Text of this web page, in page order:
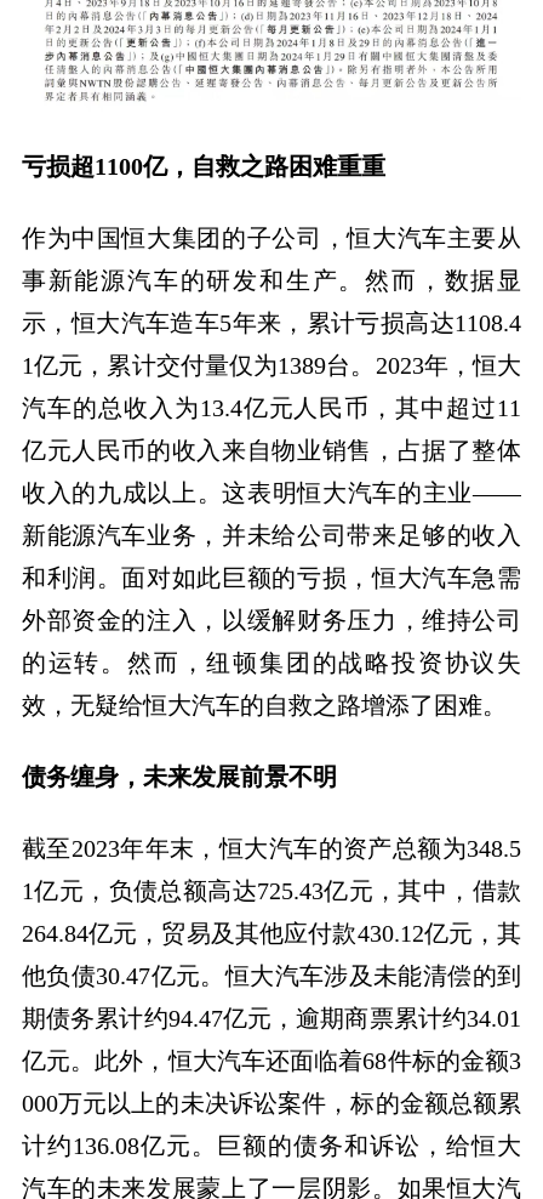
亏损超1100亿，自救之路困难重重
作为中国恒大集团的子公司，恒大汽车主要从
事新能源汽车的研发和生产。然而，数据显
示，恒大汽车造车5年来，累计亏损高达1108.4
1亿元，累计交付量仅为1389台。2023年，恒大
汽车的总收入为13.4亿元人民币，其中超过11
亿元人民币的收入来自物业销售，占据了整体
收入的九成以上。这表明恒大汽车的主业——
新能源汽车业务，并未给公司带来足够的收入
和利润。面对如此巨额的亏损，恒大汽车急需
外部资金的注入，以缓解财务压力，维持公司
的运转。然而，纽顿集团的战略投资协议失
效，无疑给恒大汽车的自救之路增添了困难。
债务缠身，未来发展前景不明
截至2023年年末，恒大汽车的资产总额为348.5
1亿元，负债总额高达725.43亿元，其中，借款
264.84亿元，贸易及其他应付款430.12亿元，其
他负债30.47亿元。恒大汽车涉及未能清偿的到
期债务累计约94.47亿元，逾期商票累计约34.01
亿元。此外，恒大汽车还面临着68件标的金额3
000万元以上的未决诉讼案件，标的金额总额累
计约136.08亿元。巨额的债务和诉讼，给恒大
汽车的未来发展蒙上了一层阴影。如果恒大汽